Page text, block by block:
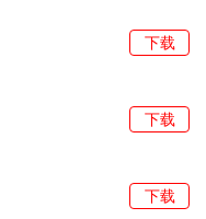
下载
下载
下载